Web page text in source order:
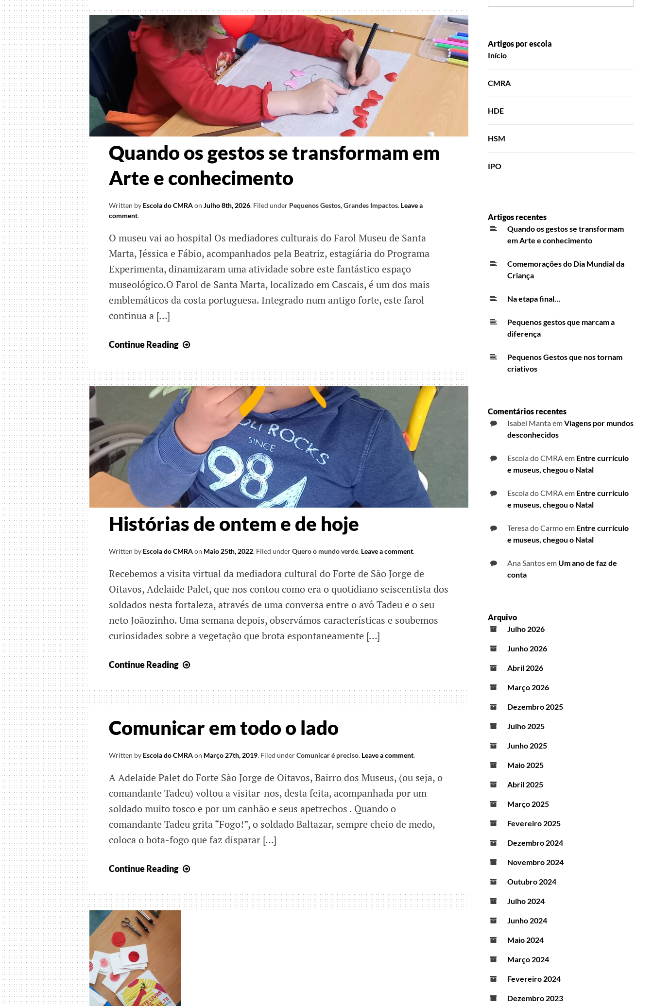
Quando os gestos se transformam em
Arte e conhecimento
Written by Escola do CMRAon Julho 8th, 2026. Filed under Pequenos Gestos, Grandes Impactos. Leave a
comment.
O museu vai ao hospital Os mediadores culturais do Farol Museu de Santa
Marta, Jéssica e Fábio, acompanhados pela Beatriz, estagiária do Programa
Experimenta, dinamizaram uma atividade sobre este fantástico espaço
museológico.O Farol de Santa Marta, localizado em Cascais, é um dos mais
emblemáticos da costa portuguesa. Integrado num antigo forte, este farol
continua a […]
Continue Reading
gestos
se
transformam
conhecimento
Histórias de ontem e de hoje
Written by Escola do CMRAon Maio 25th, 2022. Filed underQuero o mundo verde. Leave a comment.
Recebemos a visita virtual da mediadora cultural do Forte de São Jorge de
Oitavos, Adelaide Palet, que nos contou como era o quotidiano seiscentista dos
soldados nesta fortaleza, através de uma conversa entre o avô Tadeu e o seu
neto Joãozinho. Uma semana depois, observámos características e soubemos
curiosidades sobre a vegetação que brota espontaneamente […]
Continue Reading
ontem
e
hoje
Comunicar em todo o lado
Written by Escola do CMRAon Março 27th, 2019. Filed underComunicar é preciso. Leave a comment.
A Adelaide Palet do Forte São Jorge de Oitavos, Bairro dos Museus, (ou seja, o
comandante Tadeu) voltou a visitar-nos, desta feita, acompanhada por um
soldado muito tosco e por um canhão e seus apetrechos . Quando o
comandante Tadeu grita “Fogo!”, o soldado Baltazar, sempre cheio de medo,
coloca o bota-fogo que faz disparar […]
Continue Reading
todo
o
Artigos por escola
Início
CMRA
HDE
HSM
IPO
Artigos recentes
Quando os gestos se transformam
em Arte e conhecimento
Comemorações do Dia Mundial da
Criança
Na etapa final…
Pequenos gestos que marcam a
diferença
Pequenos Gestos que nos tornam
criativos
Comentários recentes
Isabel MantaemViagens por mundos
desconhecidos
Escola do CMRAem Entre currículo
e museus, chegou o Natal
Escola do CMRAem Entre currículo
e museus, chegou o Natal
Teresa do Carmoem Entre currículo
e museus, chegou o Natal
Ana Santosem Um ano de faz de
conta
Arquivo
Julho 2026
Junho 2026
Abril 2026
Março 2026
Dezembro 2025
Julho 2025
Junho 2025
Maio 2025
Abril 2025
Março 2025
Fevereiro 2025
Dezembro 2024
Novembro 2024
Outubro 2024
Julho 2024
Junho 2024
Maio 2024
Março 2024
Fevereiro 2024
Dezembro 2023